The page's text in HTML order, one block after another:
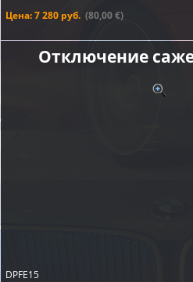
Цена: 7 280 руб. (80,00 €)
Отключение
DPFE15